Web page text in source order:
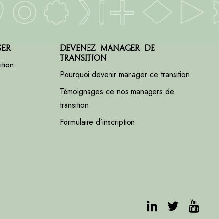
Devenez manager de
transition
Pourquoi devenir manager de transition
Témoignages de nos managers de
transition
Formulaire d’inscription